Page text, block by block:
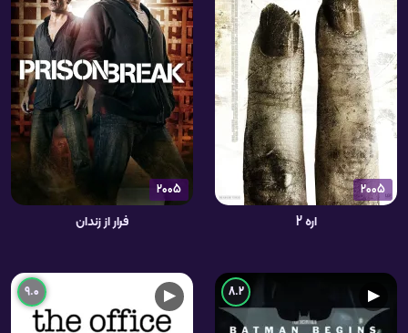
2005
اره 2
2005
فرار از زندان
▶
8.2
▶
9.0